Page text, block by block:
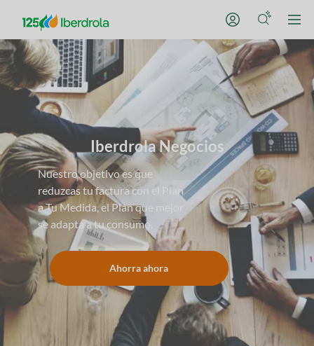
Iberdrola Negocios
Nuestro objetivo es que
reduzcas tu factura con el Plan
a Tu Medida, el Plan que mejor
se adapta a tu consumo.
Ahorra ahora